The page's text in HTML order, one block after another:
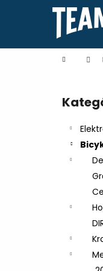
Domov
Preskočiť
kategórie
í
Späť
do
Späť
do